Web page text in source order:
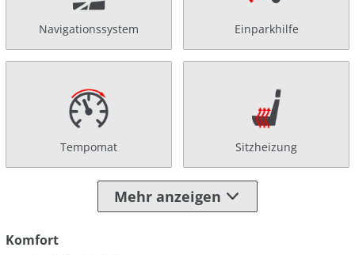
Navigationssystem Einparkhilfe
Tempomat Sitzheizung
Mehr anzeigen
Komfort